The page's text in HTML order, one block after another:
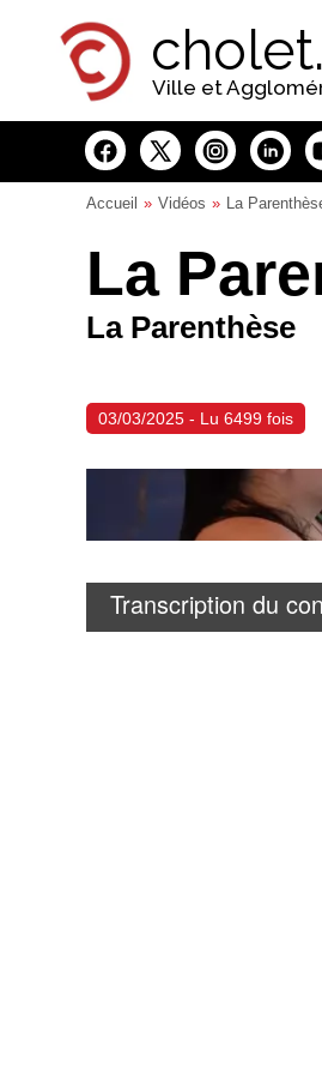
Ville et
Accueil Vidéos La
La
La Parenthèse
03/03/2025 - Lu 6499 fois
Transcription du